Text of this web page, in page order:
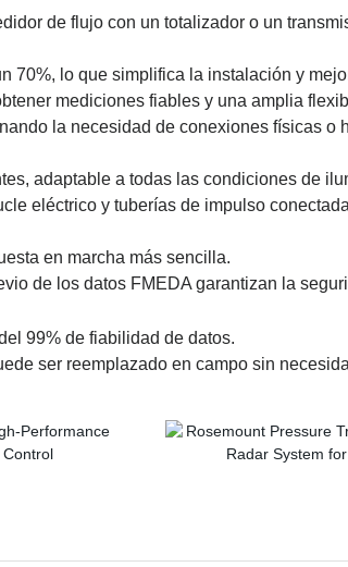
de flujo con un totalizador o un
70%, lo que simplifica la instalación y
mediciones fiables y una amplia
la necesidad de conexiones físicas o
adaptable a todas las condiciones de
eléctrico y tuberías de impulso
en marcha más sencilla.
de los datos FMEDA garantizan la
99% de fiabilidad de datos.
ser reemplazado en campo sin